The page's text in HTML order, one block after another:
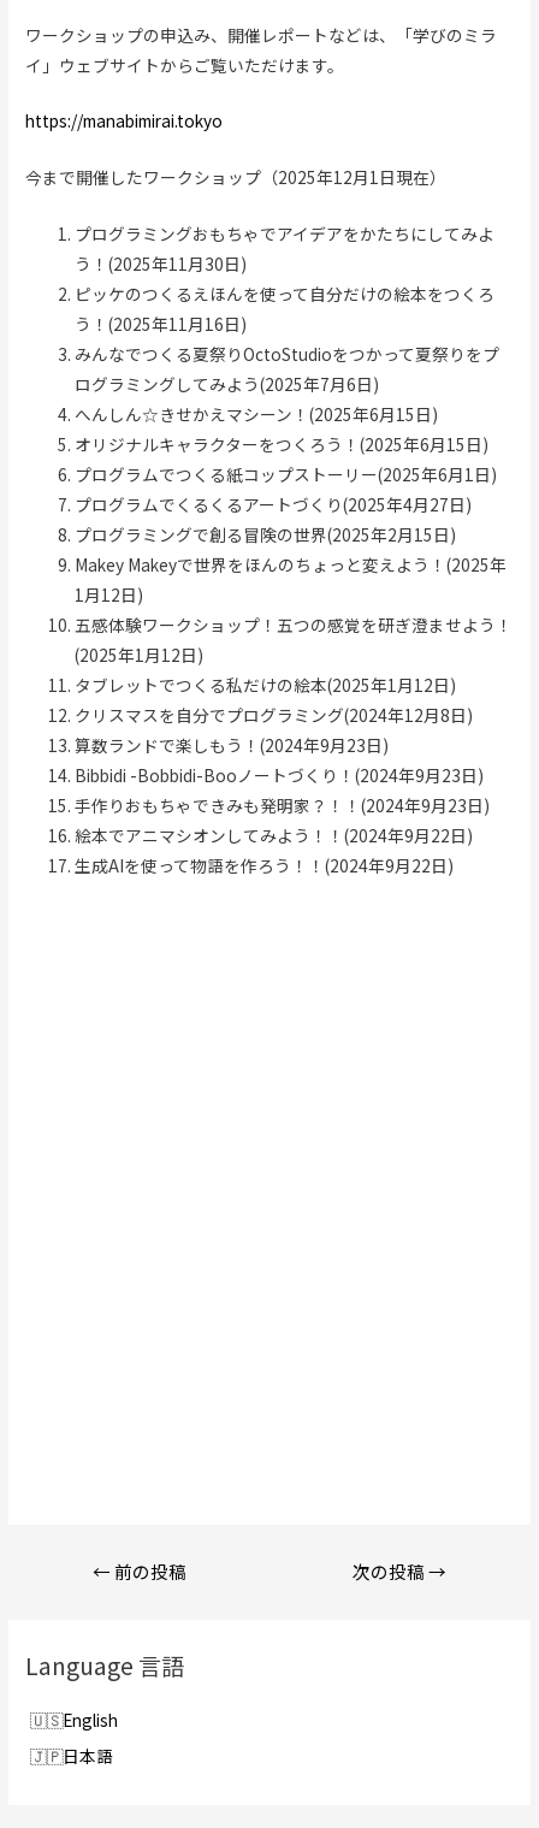
ワークショップの申込み、開催レポートなどは、「学びのミラ
イ」ウェブサイトからご覧いただけます。
https://manabimirai.tokyo
今まで開催したワークショップ（2025年12月1日現在）
プログラミングおもちゃでアイデアをかたちにしてみよ
う！(2025年11月30日)
ピッケのつくるえほんを使って自分だけの絵本をつくろ
う！(2025年11月16日)
みんなでつくる夏祭りOctoStudioをつかって夏祭りをプ
ログラミングしてみよう(2025年7月6日)
へんしん☆きせかえマシーン！(2025年6月15日)
オリジナルキャラクターをつくろう！(2025年6月15日)
プログラムでつくる紙コップストーリー(2025年6月1日)
プログラムでくるくるアートづくり(2025年4月27日)
プログラミングで創る冒険の世界(2025年2月15日)
Makey Makeyで世界をほんのちょっと変えよう！(2025年
1月12日)
五感体験ワークショップ！五つの感覚を研ぎ澄ませよう！
(2025年1月12日)
タブレットでつくる私だけの絵本(2025年1月12日)
クリスマスを自分でプログラミング(2024年12月8日)
算数ランドで楽しもう！(2024年9月23日)
Bibbidi -Bobbidi-Booノートづくり！(2024年9月23日)
手作りおもちゃできみも発明家？！！(2024年9月23日)
絵本でアニマシオンしてみよう！！(2024年9月22日)
生成AIを使って物語を作ろう！！(2024年9月22日)
ゲ
ー
シ
ョ
← 前の投稿 次の投稿→
Language 言語
English
日本語